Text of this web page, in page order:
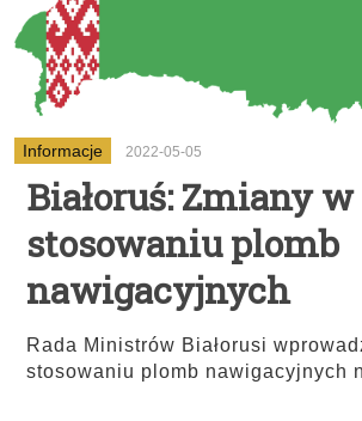
Informacje 2022-05-05
Białoruś: Zmiany w
stosowaniu plomb
nawigacyjnych
Rada Ministrów Białorusi
stosowaniu plomb nawigacyjnych